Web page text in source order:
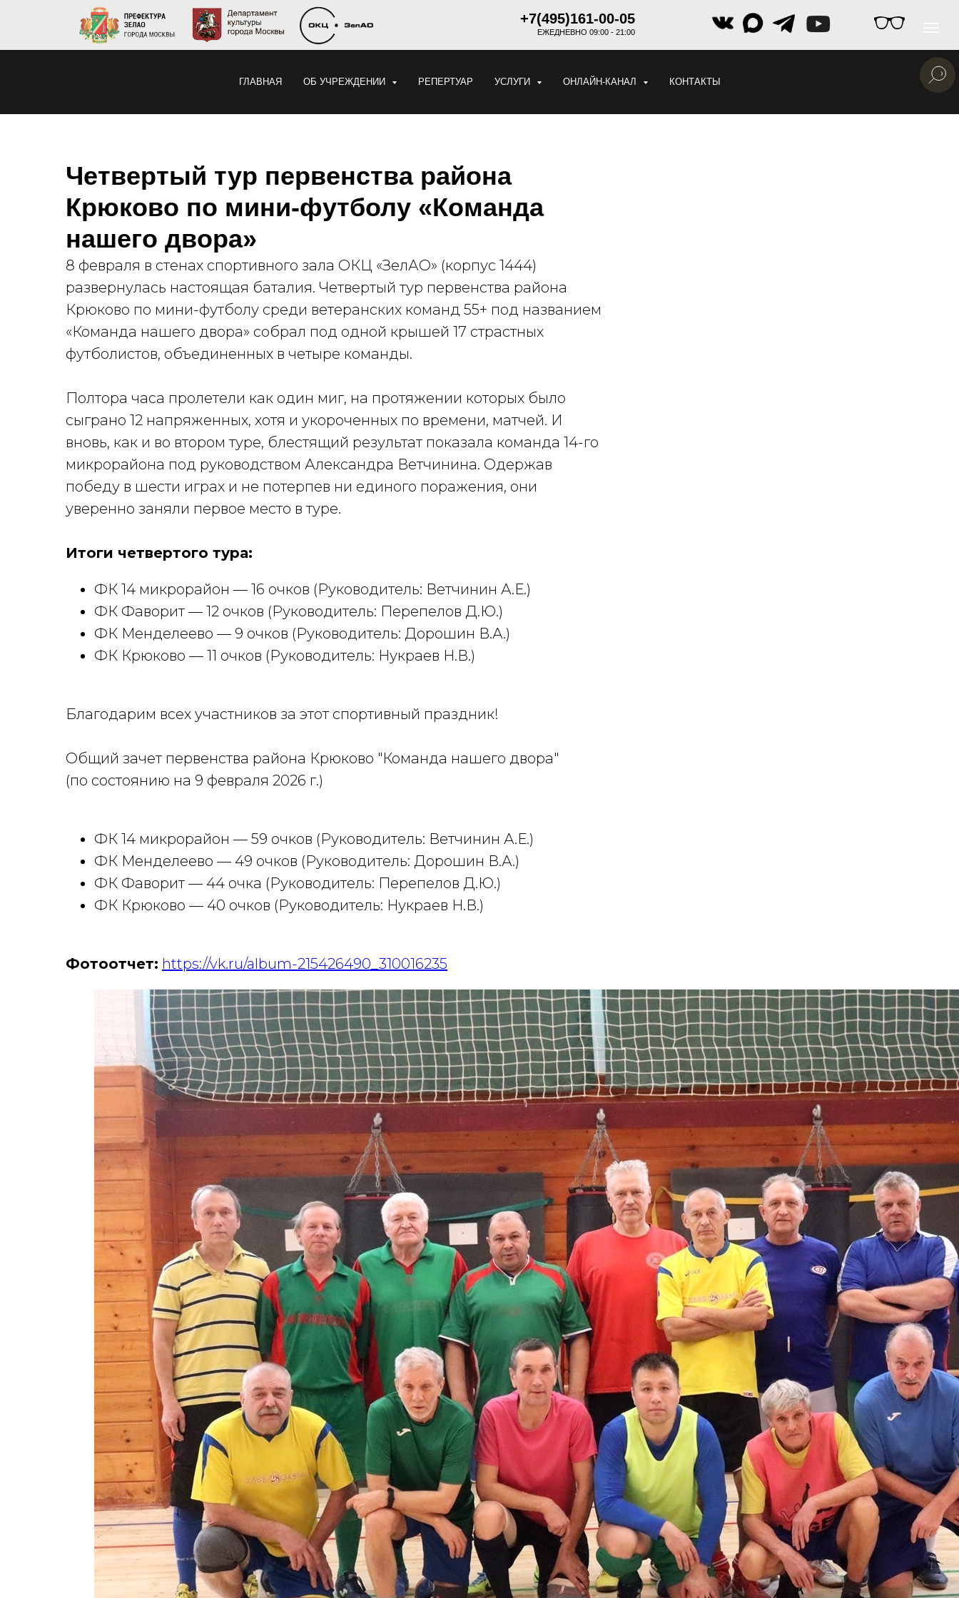
+7(495)161-00-05
ЕЖЕДНЕВНО 09:00 - 21:00
ГЛАВНАЯ ОБ УЧРЕЖДЕНИИ РЕПЕРТУАР УСЛУГИ ОНЛАЙН-КАНАЛ КОНТАКТЫ
Четвертый тур первенства района
Крюково по мини-футболу «Команда
нашего двора»
8 февраля в стенах спортивного зала ОКЦ «ЗелАО» (корпус 1444)
развернулась настоящая баталия. Четвертый тур первенства района
Крюково по мини-футболу среди ветеранских команд 55+ под названием
«Команда нашего двора» собрал под одной крышей 17 страстных
футболистов, объединенных в четыре команды.
Полтора часа пролетели как один миг, на протяжении которых было
сыграно 12 напряженных, хотя и укороченных по времени, матчей. И
вновь, как и во втором туре, блестящий результат показала команда 14-го
микрорайона под руководством Александра Ветчинина. Одержав
победу в шести играх и не потерпев ни единого поражения, они
уверенно заняли первое место в туре.
Итоги четвертого тура:
ФК 14 микрорайон — 16 очков (Руководитель: Ветчинин А.Е.)
ФК Фаворит — 12 очков (Руководитель: Перепелов Д.Ю.)
ФК Менделеево — 9 очков (Руководитель: Дорошин В.А.)
ФК Крюково — 11 очков (Руководитель: Нукраев Н.В.)
Благодарим всех участников за этот спортивный праздник!
Общий зачет первенства района Крюково "Команда нашего двора"
(по состоянию на 9 февраля 2026 г.)
ФК 14 микрорайон — 59 очков (Руководитель: Ветчинин А.Е.)
ФК Менделеево — 49 очков (Руководитель: Дорошин В.А.)
ФК Фаворит — 44 очка (Руководитель: Перепелов Д.Ю.)
ФК Крюково — 40 очков (Руководитель: Нукраев Н.В.)
Фотоотчет: https://vk.ru/album-215426490_310016235